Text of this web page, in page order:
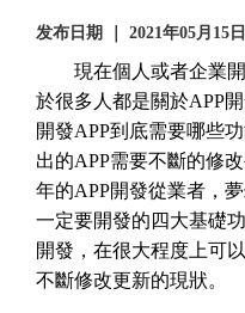
发布日期 ｜ 2021年05月15日
現在個人或者企業
於很多人都是關於APP
開發APP到底需要哪些
出的APP需要不斷的修
年的APP開發從業者，
一定要開發的四大基礎
開發，在很大程度上可
不斷修改更新的現狀。